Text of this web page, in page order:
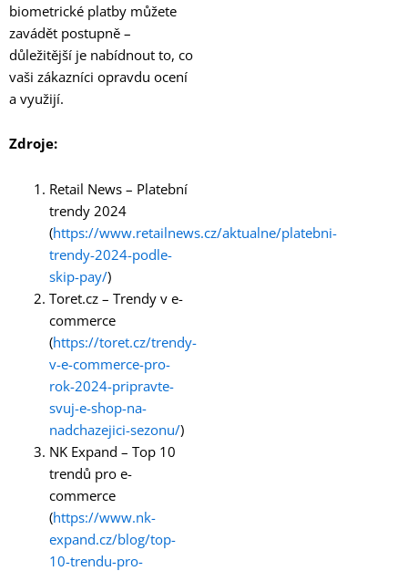
biometrické platby můžete
zavádět postupně –
důležitější je nabídnout to, co
vaši zákazníci opravdu ocení
a využijí.
Zdroje:
Retail News – Platební
trendy 2024
(https://www.retailnews.cz/aktualne/platebni-
trendy-2024-podle-
skip-pay/)
Toret.cz – Trendy v e-
commerce
(https://toret.cz/trendy-
v-e-commerce-pro-
rok-2024-pripravte-
svuj-e-shop-na-
nadchazejici-sezonu/)
NK Expand – Top 10
trendů pro e-
commerce
(https://www.nk-
expand.cz/blog/top-
10-trendu-pro-